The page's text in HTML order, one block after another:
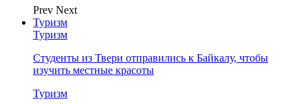
Prev Next
Туризм
Туризм
Студенты из Твери отправились к Байкалу, чтобы
изучить местные красоты
Туризм